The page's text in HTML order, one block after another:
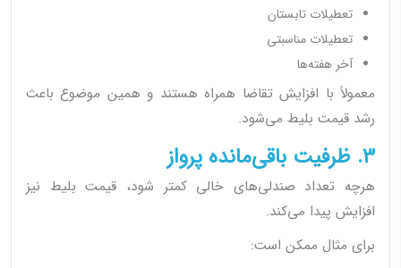
تعطیلات تابستان
تعطیلات مناسبتی
آخر هفته‌ها
معمولاً با افزایش تقاضا همراه هستند و همین موضوع باعث
رشد قیمت بلیط می‌شود.
3. ظرفیت باقی‌مانده پرواز
هرچه تعداد صندلی‌های خالی کمتر شود، قیمت بلیط نیز
افزایش پیدا می‌کند.
برای مثال ممکن است: